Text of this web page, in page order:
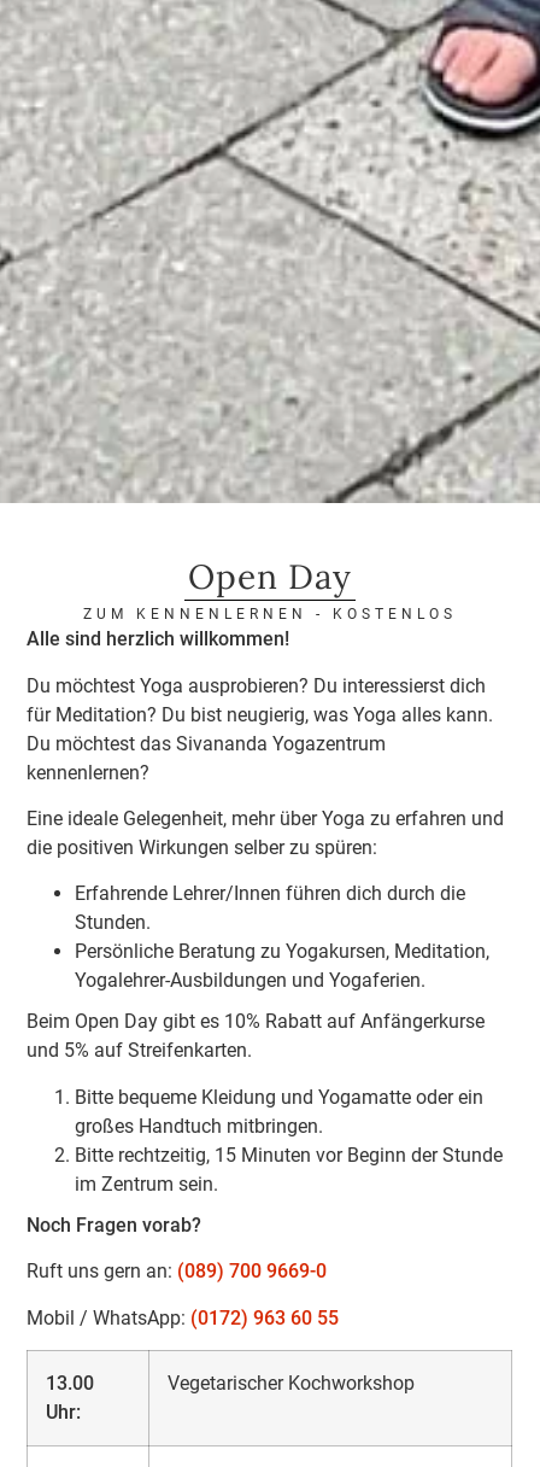
Open Day
ZUM KENNENLERNEN - KOSTENLOS
Alle sind herzlich willkommen!
Du möchtest Yoga ausprobieren? Du interessierst dich
für Meditation? Du bist neugierig, was Yoga alles kann.
Du möchtest das Sivananda Yogazentrum
kennenlernen?
Eine ideale Gelegenheit, mehr über Yoga zu erfahren und
die positiven Wirkungen selber zu spüren:
Erfahrende Lehrer/Innen führen dich durch die
Stunden.
Persönliche Beratung zu Yogakursen, Meditation,
Yogalehrer-Ausbildungen und Yogaferien.
Beim Open Day gibt es 10% Rabatt auf Anfängerkurse
und 5% auf Streifenkarten.
Bitte bequeme Kleidung und Yogamatte oder ein
großes Handtuch mitbringen.
Bitte rechtzeitig, 15 Minuten vor Beginn der Stunde
im Zentrum sein.
Noch Fragen vorab?
Ruft uns gern an: (089) 700 9669-0
Mobil / WhatsApp: (0172) 963 60 55
13.00
Uhr:
Vegetarischer Kochworkshop